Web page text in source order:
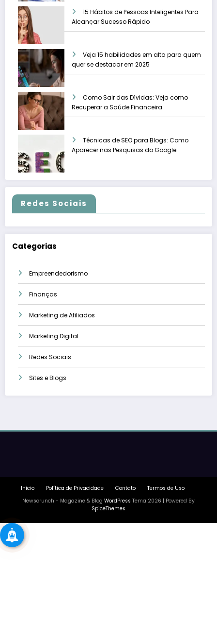
15 Hábitos de Pessoas Inteligentes Para
Alcançar Sucesso Rápido
Veja 15 habilidades em alta para quem
quer se destacar em 2025
Como Sair das Dívidas: Veja como
Recuperar a Saúde Financeira
Técnicas de SEO para Blogs: Como
Aparecer nas Pesquisas do Google
Redes Sociais
Categorias
Empreendedorismo
Finanças
Marketing de Afiliados
Marketing Digital
Redes Sociais
Sites e Blogs
Início Política de Privacidade Contato
Termos de Uso
Newscrunch - Magazine & Blog WordPress Tema 2026 | Powered By
SpiceThemes